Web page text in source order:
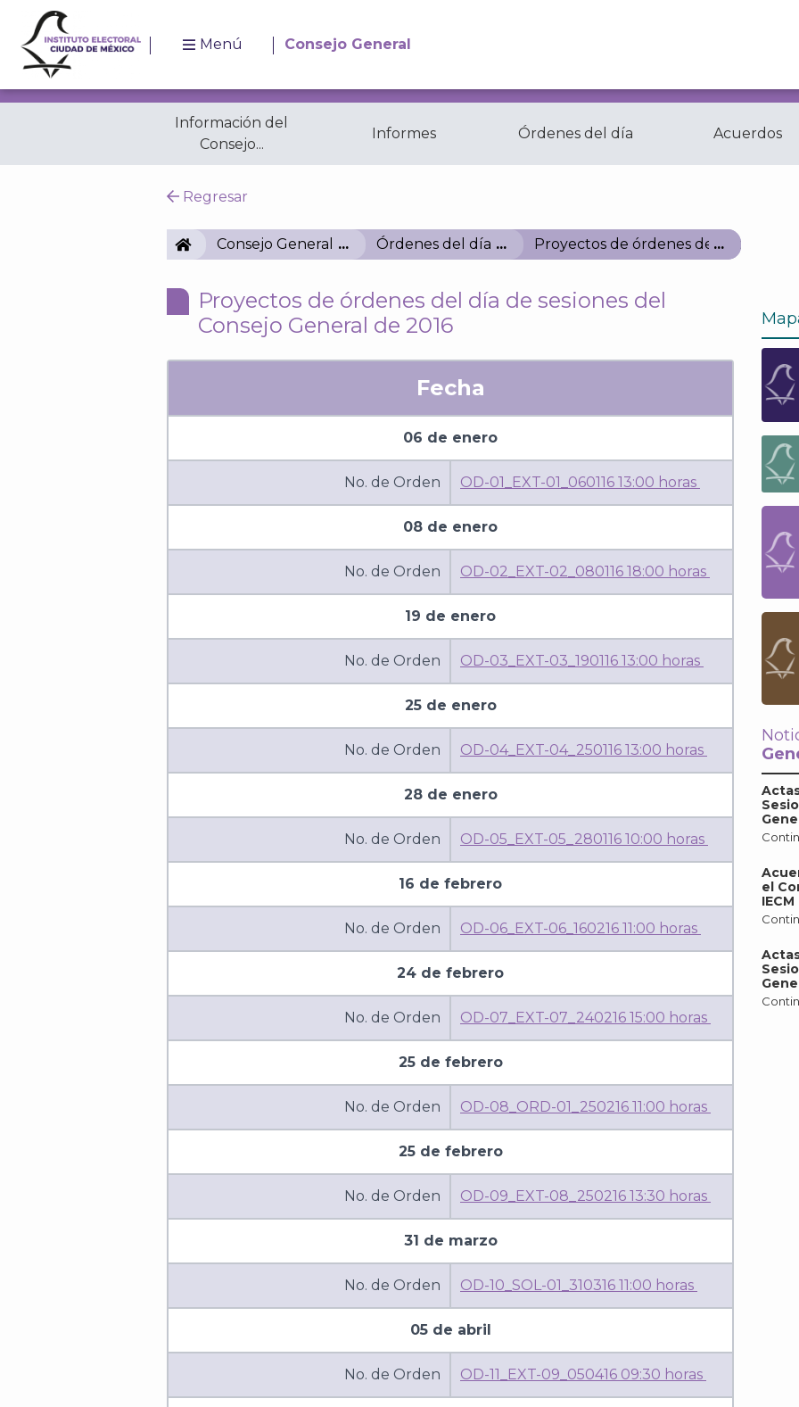
Menú Consejo General
Información del
Consejo...
Informes Órdenes del día Acuerdos
Resoluciones
Regresar
IECMConsejo General Órdenes del día Proyectos de órdenes del día de
Proyectos de órdenes del día de sesiones del
Consejo General de 2016
Fecha
06 de enero
No. de Orden OD-01_EXT-01_060116 13:00 horas
08 de enero
No. de Orden OD-02_EXT-02_080116 18:00 horas
19 de enero
No. de Orden OD-03_EXT-03_190116 13:00 horas
25 de enero
No. de Orden OD-04_EXT-04_250116 13:00 horas
28 de enero
No. de Orden OD-05_EXT-05_280116 10:00 horas
16 de febrero
No. de Orden OD-06_EXT-06_160216 11:00 horas
24 de febrero
No. de Orden OD-07_EXT-07_240216 15:00 horas
25 de febrero
No. de Orden OD-08_ORD-01_250216 11:00 horas
25 de febrero
No. de Orden OD-09_EXT-08_250216 13:30 horas
31 de marzo
No. de Orden OD-10_SOL-01_310316 11:00 horas
05 de abril
No. de Orden OD-11_EXT-09_050416 09:30 horas
el